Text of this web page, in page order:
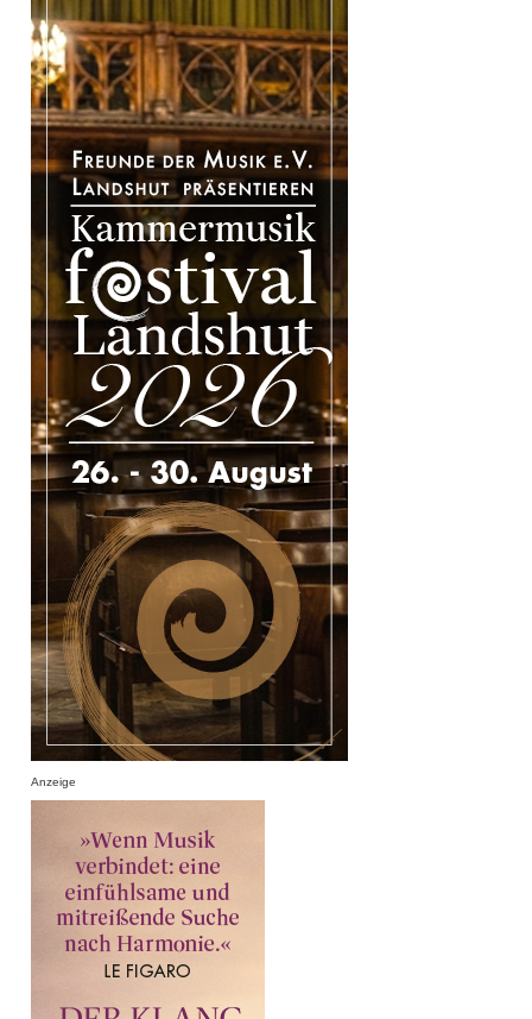
Anzeige